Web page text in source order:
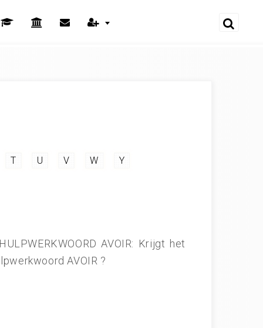
T U V W Y
AVOIR: Krijgt het
AVOIR ?